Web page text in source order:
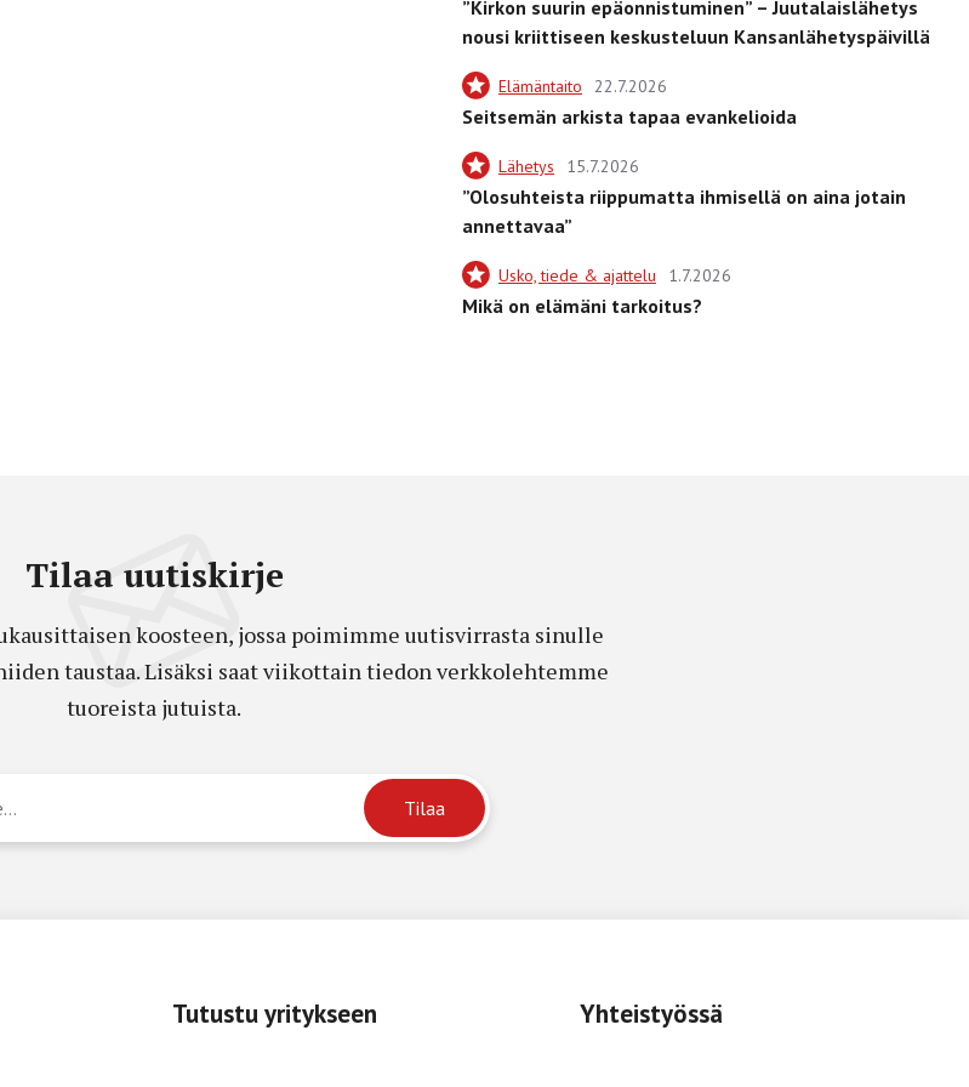
”Kirkon suurin epäonnistuminen” – Juutalaislähetys
nousi kriittiseen keskusteluun Kansanlähetyspäivillä
Elämäntaito 22.7.2026
Seitsemän arkista tapaa evankelioida
Lähetys 15.7.2026
”Olosuhteista riippumatta ihmisellä on aina jotain
annettavaa”
Usko, tiede & ajattelu 1.7.2026
Mikä on elämäni tarkoitus?
Tilaa uutiskirje
koosteen, jossa poimimme uutisvirrasta sinulle
taustaa. Lisäksi saat viikottain tiedon verkkolehtemme
tuoreista jutuista.
Tutustu yritykseen Yhteistyössä